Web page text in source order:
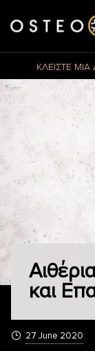
ΚΛΕΙΣΤΕ ΜΙΑ
και
27 June 2020